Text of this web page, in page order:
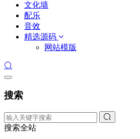
文化墙
配乐
音效
精选源码
网站模版
搜索
搜索全站